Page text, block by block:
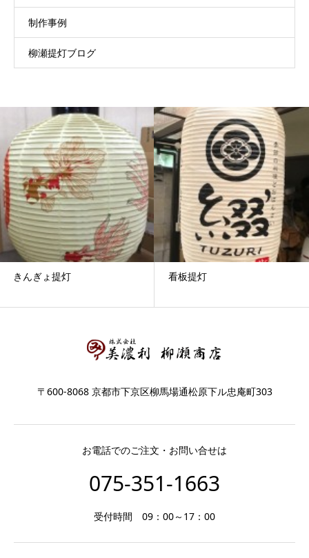
制作事例
柳瀬提灯ブログ
きんぎょ提灯 看板提灯
〒600-8068 京都市下京区柳馬場通松原下ル忠庵町303
お電話でのご注文・お問い合せは
075-351-1663
受付時間 09：00～17：00